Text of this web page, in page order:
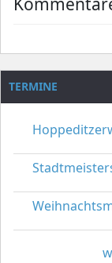
TERMINE